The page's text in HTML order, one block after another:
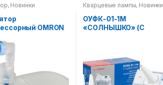
, Новинки
OMRON
Кварцевые лампы, Новинки
ОУФК-01-1М
«СОЛНЫШКО» (С
КВАРЦЕВЫЙ